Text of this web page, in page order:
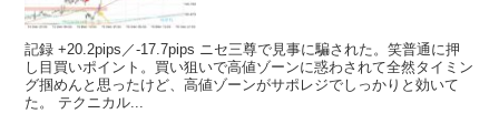
記録 +20.2pips／-17.7pips ニセ三尊で見事に騙された。笑普通に押
し目買いポイント。買い狙いで高値ゾーンに惑わされて全然タイミン
グ掴めんと思ったけど、高値ゾーンがサポレジでしっかりと効いて
た。 テクニカル...